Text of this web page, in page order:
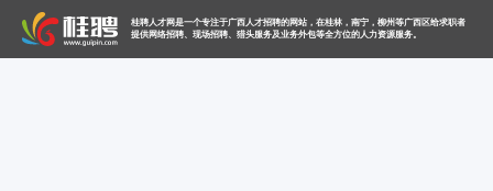
桂聘人才网是一个专注于广西人才招聘的网站，在桂林，南宁，柳州等广西区给求职者
提供网络招聘、现场招聘、猎头服务及业务外包等全方位的人力资源服务。